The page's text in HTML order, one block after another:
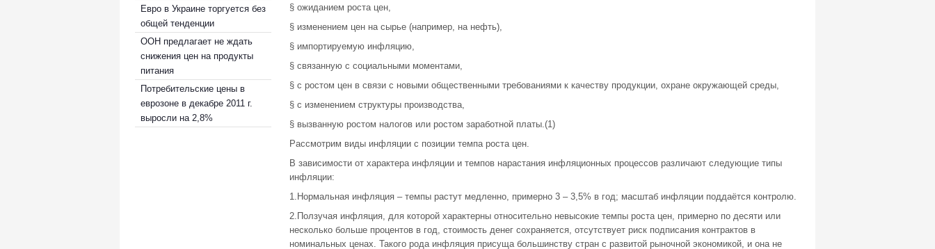
Евро в Украине торгуется без
общей тенденции
ООН предлагает не ждать
снижения цен на продукты
питания
Потребительские цены в
еврозоне в декабре 2011 г.
выросли на 2,8%
§ ожиданием роста цен,
§ изменением цен на сырье (например, на нефть),
§ импортируемую инфляцию,
§ связанную с социальными моментами,
§ с ростом цен в связи с новыми общественными требованиями к качеству продукции, охране окружающей среды,
§ с изменением структуры производства,
§ вызванную ростом налогов или ростом заработной платы.(1)
Рассмотрим виды инфляции с позиции темпа роста цен.
В зависимости от характера инфляции и темпов нарастания инфляционных процессов различают следующие типы
инфляции:
1.Нормальная инфляция – темпы растут медленно, примерно 3 – 3,5% в год; масштаб инфляции поддаётся контролю.
2.Ползучая инфляция, для которой характерны относительно невысокие темпы роста цен, примерно по десяти или
несколько больше процентов в год, стоимость денег сохраняется, отсутствует риск подписания контрактов в
номинальных ценах. Такого рода инфляция присуща большинству стран с развитой рыночной экономикой, и она не